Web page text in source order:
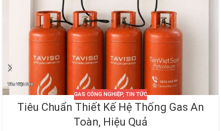
GAS CÔNG NGHIỆP, TIN TỨC
Tiêu Chuẩn Thiết Kế Hệ Thống Gas An
Toàn, Hiệu Quả